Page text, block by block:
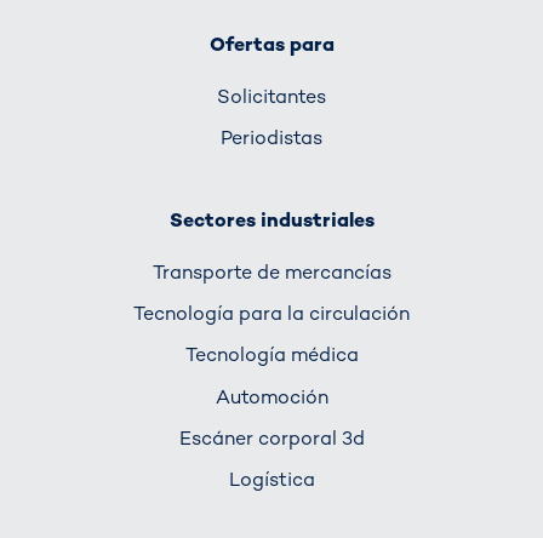
Ofertas para
Solicitantes
Periodistas
Sectores industriales
Transporte de mercancías
Tecnología para la circulación
Tecnología médica
Automoción
Escáner corporal 3d
Logística